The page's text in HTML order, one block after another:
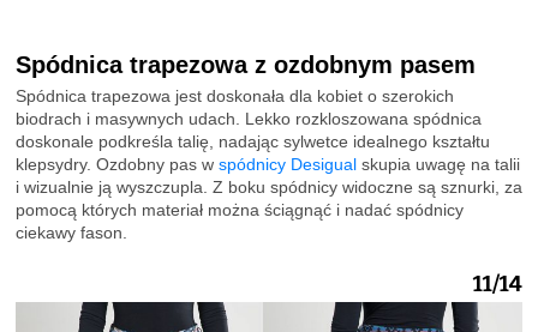
Spódnica trapezowa z ozdobnym pasem
Spódnica trapezowa jest doskonała dla kobiet o szerokich
biodrach i masywnych udach. Lekko rozkloszowana spódnica
doskonale podkreśla talię, nadając sylwetce idealnego kształtu
klepsydry. Ozdobny pas w spódnicy Desigual skupia uwagę na talii
i wizualnie ją wyszczupla. Z boku spódnicy widoczne są sznurki, za
pomocą których materiał można ściągnąć i nadać spódnicy
ciekawy fason.
11/14